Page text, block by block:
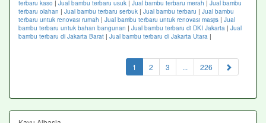
terbaru kaso | Jual bambu terbaru usuk | Jual bambu terbaru merah | Jual bambu
terbaru olahan | Jual bambu terbaru serbuk | Jual bambu terbaru | Jual bambu
terbaru untuk renovasi rumah | Jual bambu terbaru untuk renovasi masjis | Jual
bambu terbaru untuk bahan bangunan | Jual bambu terbaru di DKI Jakarta | Jual
bambu terbaru di Jakarta Barat | Jual bambu terbaru di Jakarta Utara |
1 (current)
2 3 ... 226